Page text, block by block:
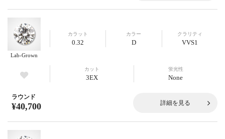
Lab-Grown
カラット
0.32
カラー
D
クラリティ
VVS1
カット
3EX
蛍光性
None
ラウンド
¥40,700 詳細を見る